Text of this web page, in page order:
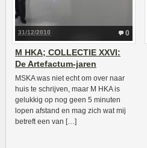
0
31/12/2010
M HKA; COLLECTIE XXVI:
De Artefactum-jaren
MSKA was niet echt om over naar
huis te schrijven, maar M HKA is
gelukkig op nog geen 5 minuten
lopen afstand en mag zich wat mij
betreft een van […]